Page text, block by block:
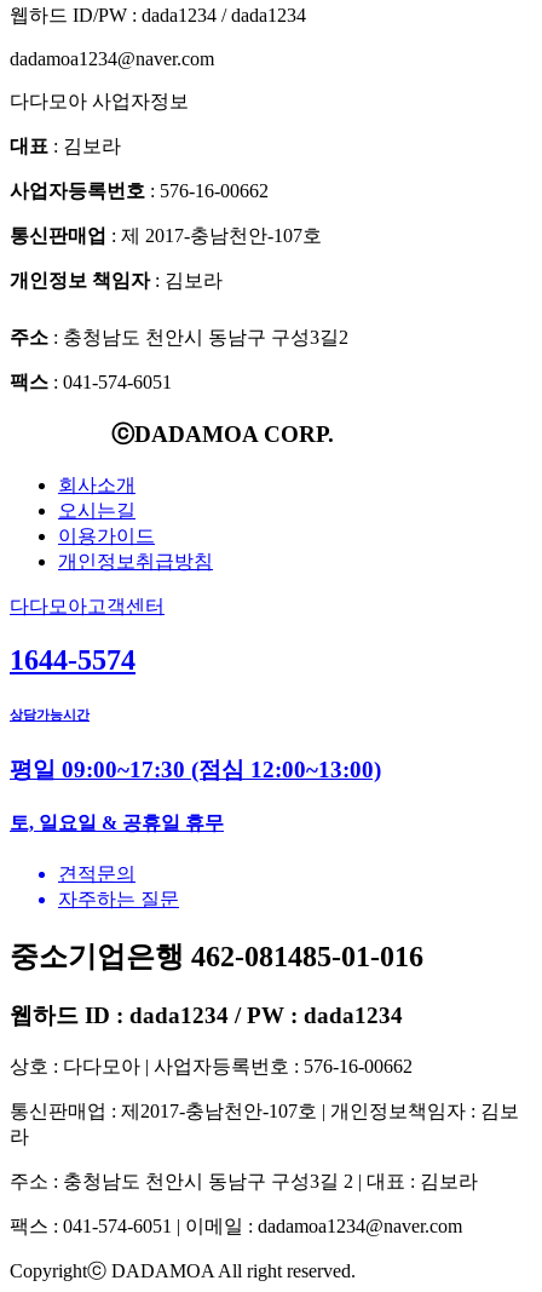
웹하드 ID/PW : dada1234 / dada1234
dadamoa1234@naver.com
다다모아 사업자정보
대표 : 김보라
사업자등록번호 : 576-16-00662
통신판매업 : 제 2017-충남천안-107호
개인정보 책임자: 김보라
주소 : 충청남도 천안시 동남구 구성3길2
팩스 : 041-574-6051
ⓒDADAMOA CORP.
회사소개
오시는길
이용가이드
개인정보취급방침
다다모아고객센터
1644-5574
상담가능시간
평일 09:00~17:30 (점심 12:00~13:00)
토, 일요일 & 공휴일 휴무
견적문의
자주하는 질문
중소기업은행 462-081485-01-016
웹하드 ID : dada1234 / PW : dada1234
상호 : 다다모아 | 사업자등록번호 : 576-16-00662
통신판매업 : 제2017-충남천안-107호 | 개인정보책임자 : 김보
라
주소 : 충청남도 천안시 동남구 구성3길 2 | 대표 : 김보라
팩스 : 041-574-6051 | 이메일 : dadamoa1234@naver.com
Copyrightⓒ DADAMOA All right reserved.